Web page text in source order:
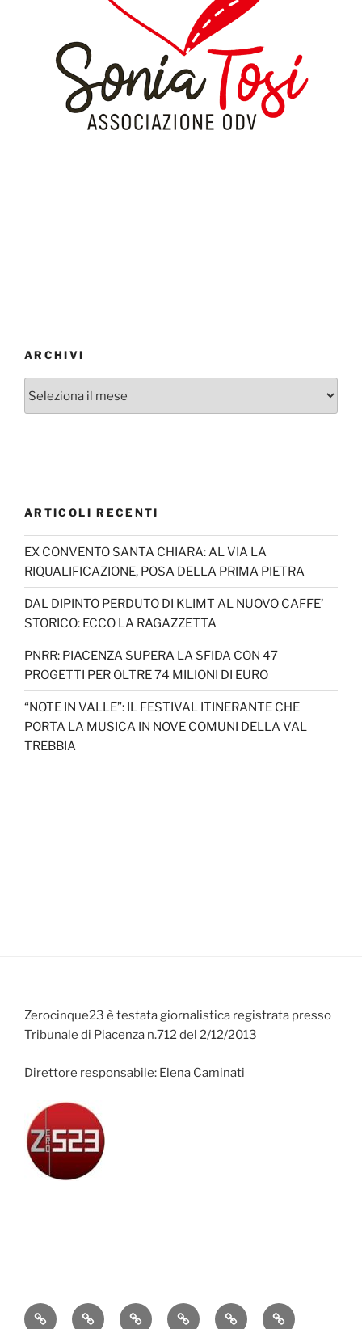
ARCHIVI
ARTICOLI RECENTI
EX CONVENTO SANTA CHIARA: AL VIA LA
RIQUALIFICAZIONE, POSA DELLA PRIMA PIETRA
DAL DIPINTO PERDUTO DI KLIMT AL NUOVO CAFFE’
STORICO: ECCO LA RAGAZZETTA
PNRR: PIACENZA SUPERA LA SFIDA CON 47
PROGETTI PER OLTRE 74 MILIONI DI EURO
“NOTE IN VALLE”: IL FESTIVAL ITINERANTE CHE
PORTA LA MUSICA IN NOVE COMUNI DELLA VAL
TREBBIA
Zerocinque23 è testata giornalistica registrata presso
Tribunale di Piacenza n.712 del 2/12/2013
Direttore responsabile: Elena Caminati
AttualitàCronacaPolitica EconomiaCultura Sport